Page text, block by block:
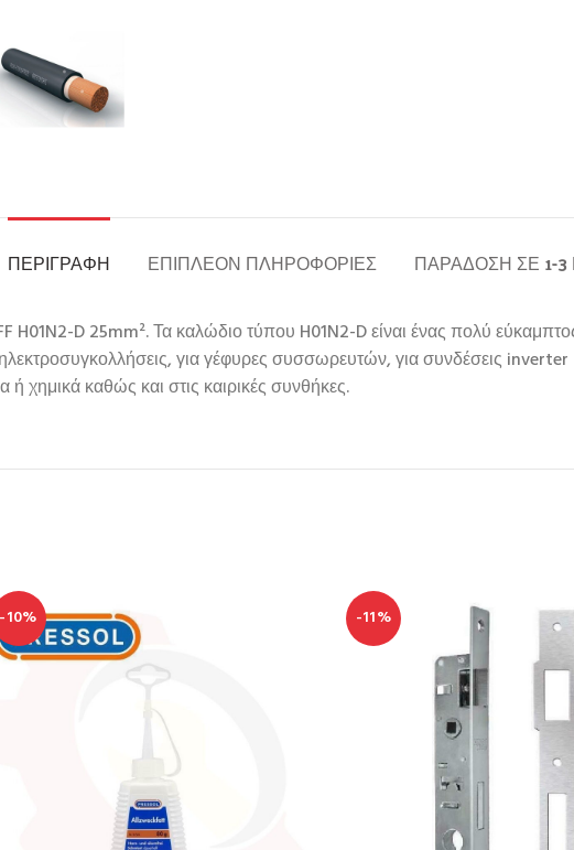
ΠΕΡΙΓΡΑΦΉ ΕΠΙΠΛΈΟΝ ΠΛΗΡΟΦΟΡΊΕΣ ΠΑΡΆΔΟΣΗ ΣΕ 1-
D 25mm². Τα καλώδιο τύπου H01N2-D είναι ένας πολύ
για γέφυρες συσσωρευτών, για συνδέσεις inverter
χημικά καθώς και στις καιρικές συνθήκες.
-10% -11%